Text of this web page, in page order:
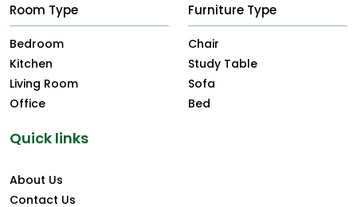
Room Type
Bedroom
Kitchen
Living Room
Office
Furniture Type
Chair
Study Table
Sofa
Bed
Quick links
About Us
Contact Us